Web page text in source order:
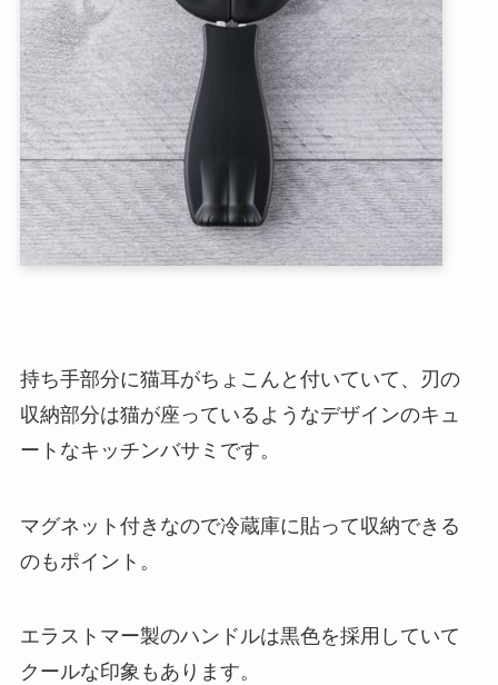
持ち手部分に猫耳がちょこんと付いていて、刃の
収納部分は猫が座っているようなデザインのキュ
ートなキッチンバサミです。
マグネット付きなので冷蔵庫に貼って収納できる
のもポイント。
エラストマー製のハンドルは黒色を採用していて
クールな印象もあります。